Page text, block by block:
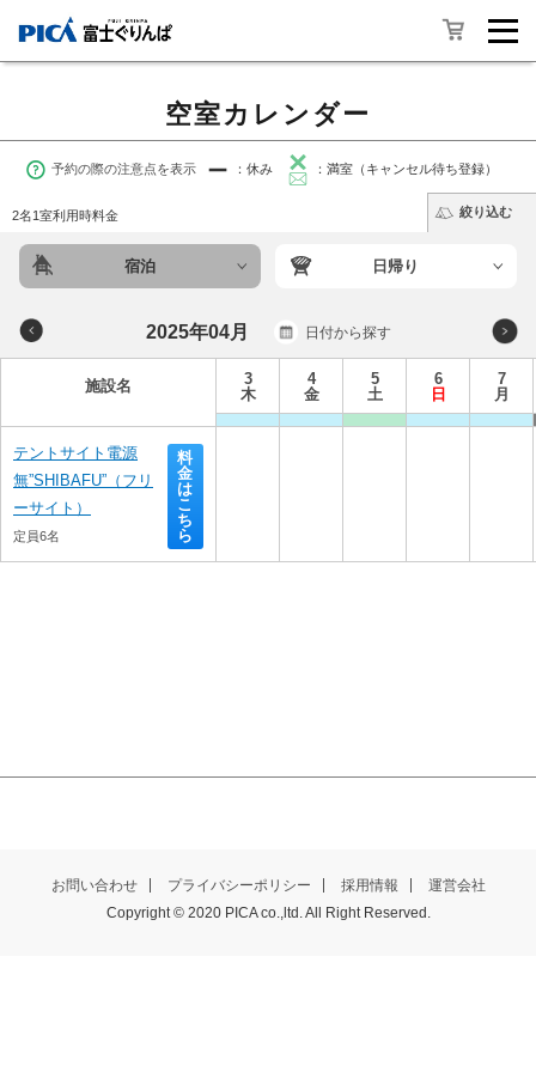
空室カレンダー
宿泊 日帰り
予約の際の注意点を表示 ：休み ：満室（キャンセル待ち登録）
2名1室利用時料金 絞り込む
2025年04月 日付から探す
施設名
3
木
4
金
5
土
6
日
7
月
テントサイト電源
無”SHIBAFU”（フリ
ーサイト）
定員6名
料
金
は
こ
ち
ら
お問い合わせ プライバシーポリシー 採用情報 運営会社
Copyright © 2020 PICA co.,ltd. All Right Reserved.